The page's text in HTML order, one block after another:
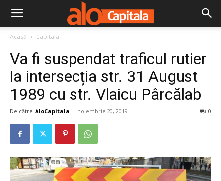
Acasă Capitala
Va fi suspendat traficul rutier
la intersecția str. 31 August
1989 cu str. Vlaicu Pârcălab
De către AloCapitala - noiembrie 20, 2019 0